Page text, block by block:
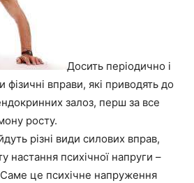
Досить періодично і
фізичні вправи, які приводять до
залоз, перш за все
росту.
різні види силових вправ,
настання психічної напруги –
це психічне напруження